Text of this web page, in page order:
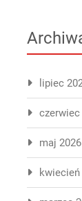
lipiec
czerwiec
maj 2026
kwiecień